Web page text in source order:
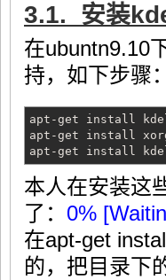
3.1. 安装
在ubuntn9.10
持，如下步骤：
apt-get install
apt-get install
apt-get install
本人在安装这
了： 0%
在apt-get
的，把目录下